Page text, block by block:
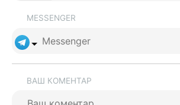
MESSENGER
ВАШ КОМЕНТАР